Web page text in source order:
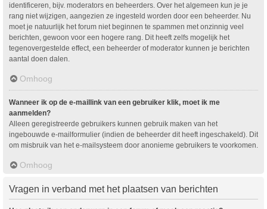
identificeren, bijv. moderators en beheerders. Over het algemeen kun je je
rang niet wijzigen, aangezien ze ingesteld worden door een beheerder. Nu
moet je natuurlijk het forum niet beginnen te spammen met onzinnig veel
berichten, gewoon voor een hogere rang. Dit heeft zelfs mogelijk het
tegenovergestelde effect, een beheerder of moderator kunnen je berichten
aantal doen dalen.
Omhoog
Wanneer ik op de e-maillink van een gebruiker klik, moet ik me
aanmelden?
Alleen geregistreerde gebruikers kunnen gebruik maken van het
ingebouwde e-mailformulier (indien de beheerder dit heeft ingeschakeld). Dit
om misbruik van het e-mailsysteem door anonieme gebruikers te voorkomen.
Omhoog
Vragen in verband met het plaatsen van berichten